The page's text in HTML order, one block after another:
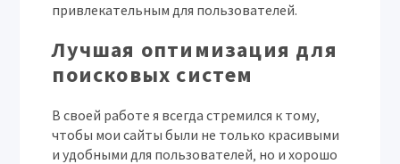
привлекательным для пользователей.
Лучшая оптимизация для
поисковых систем
В своей работе я всегда стремился к тому‚
чтобы мои сайты были не только красивыми
и удобными для пользователей‚ но и хорошо